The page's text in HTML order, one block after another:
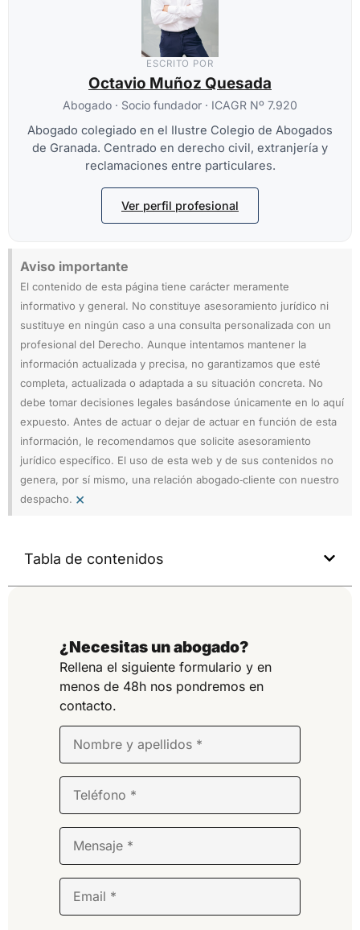
ESCRITO POR
Octavio Muñoz Quesada
Abogado · Socio fundador · ICAGR Nº 7.920
Abogado colegiado en el Ilustre Colegio de Abogados
de Granada. Centrado en derecho civil, extranjería y
reclamaciones entre particulares.
Ver perfil profesional
Aviso importante
El contenido de esta página tiene carácter meramente
informativo y general. No constituye asesoramiento jurídico ni
sustituye en ningún caso a una consulta personalizada con un
profesional del Derecho. Aunque intentamos mantener la
información actualizada y precisa, no garantizamos que esté
completa, actualizada o adaptada a su situación concreta. No
debe tomar decisiones legales basándose únicamente en lo aquí
expuesto. Antes de actuar o dejar de actuar en función de esta
información, le recomendamos que solicite asesoramiento
jurídico específico. El uso de esta web y de sus contenidos no
genera, por sí mismo, una relación abogado‑cliente con nuestro
despacho. ×
Tabla de contenidos
¿Necesitas un abogado?
Rellena el siguiente formulario y en
menos de 48h nos pondremos en
contacto.